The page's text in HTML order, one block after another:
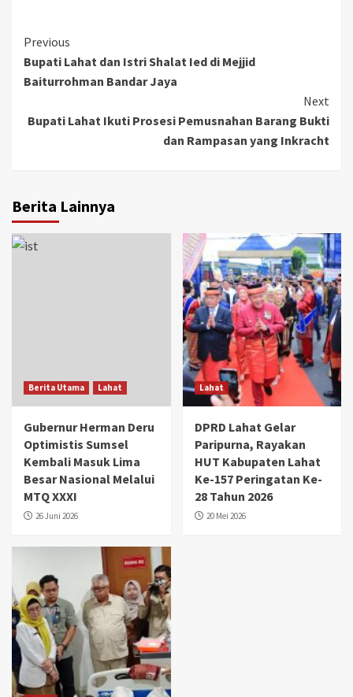
Continue
Reading
Previous
Bupati Lahat dan Istri Shalat Ied di Mejjid
Baiturrohman Bandar Jaya
Next
Bupati Lahat Ikuti Prosesi Pemusnahan Barang Bukti
dan Rampasan yang Inkracht
Berita Lainnya
Berita Utama Lahat
Gubernur Herman Deru
Optimistis Sumsel
Kembali Masuk Lima
Besar Nasional Melalui
MTQ XXXI
26 Juni 2026
Lahat
DPRD Lahat Gelar
Paripurna, Rayakan
HUT Kabupaten Lahat
Ke-157 Peringatan Ke-
28 Tahun 2026
20 Mei 2026